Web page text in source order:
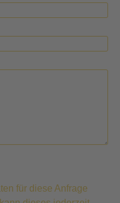
für diese Anfrage